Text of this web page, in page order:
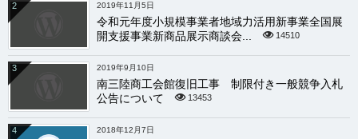
2019年11月5日
令和元年度小規模事業者地域力活用新事業全国展
開支援事業新商品展示商談会...
14510
2
2019年9月10日
南三陸商工会館復旧工事 制限付き一般競争入札
公告について
13453
3
2018年12月7日
4